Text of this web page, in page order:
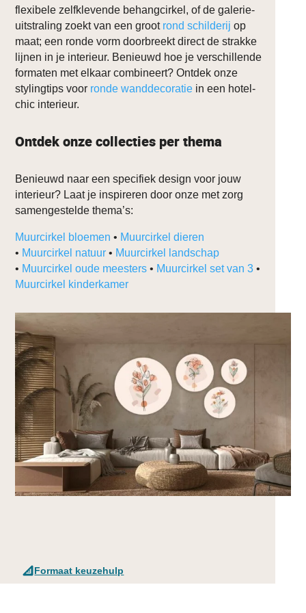
flexibele zelfklevende behangcirkel, of de galerie-
uitstraling zoekt van een groot rond schilderij op
maat; een ronde vorm doorbreekt direct de strakke
lijnen in je interieur. Benieuwd hoe je verschillende
formaten met elkaar combineert? Ontdek onze
stylingtips voor ronde wanddecoratie in een hotel-
chic interieur.
Ontdek onze collecties per thema
Benieuwd naar een specifiek design voor jouw
interieur? Laat je inspireren door onze met zorg
samengestelde thema’s:
Muurcirkel bloemen • Muurcirkel dieren
• Muurcirkel natuur • Muurcirkel landschap
• Muurcirkel oude meesters • Muurcirkel set van 3 •
Muurcirkel kinderkamer
Formaat keuzehulp